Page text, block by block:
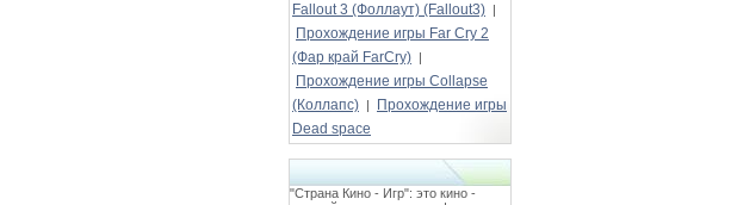
Fallout 3 (Фоллаут) (Fallout3) |
Прохождение игры Far Cry 2
(Фар край FarCry) |
Прохождение игры Collapse
(Коллапс) |
Прохождение игры
Dead space
"Страна Кино - Игр": это кино -